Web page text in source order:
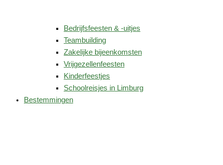
Bedrijfsfeesten & -uitjes
Teambuilding
Zakelijke bijeenkomsten
Vrijgezellenfeesten
Kinderfeestjes
Schoolreisjes in Limburg
Bestemmingen